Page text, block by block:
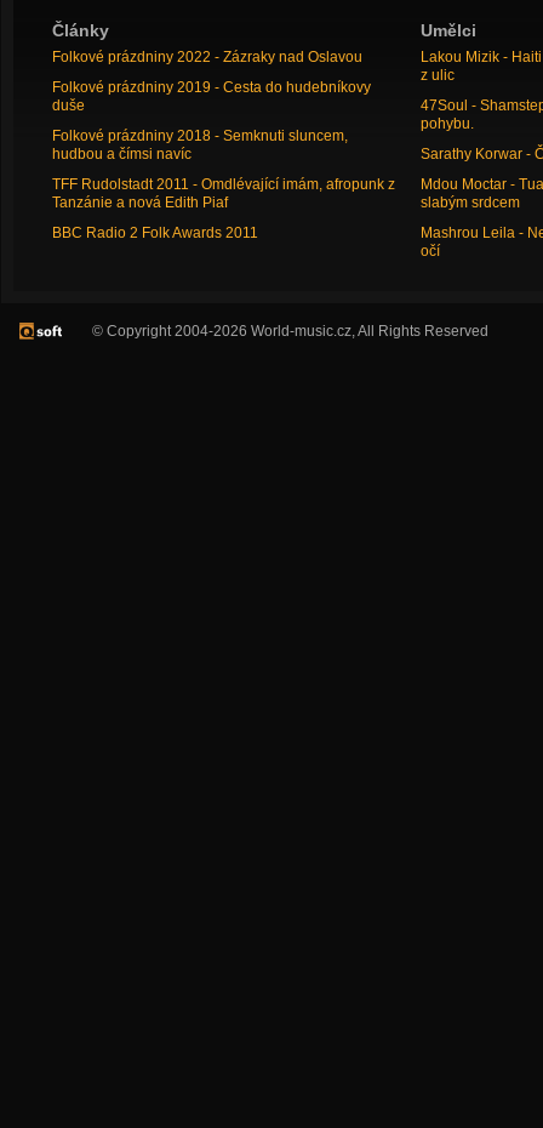
Články
Folkové prázdniny 2022 - Zázraky nad Oslavou
Folkové prázdniny 2019 - Cesta do hudebníkovy
duše
Folkové prázdniny 2018 - Semknuti sluncem,
hudbou a čímsi navíc
TFF Rudolstadt 2011 - Omdlévající imám, afropunk z
Tanzánie a nová Edith Piaf
BBC Radio 2 Folk Awards 2011
Umělci
Lakou Mizik -
z ulic
47Soul -
pohybu.
Sarathy Korwar -
Mdou Moctar -
slabým srdcem
Mashrou Leila -
očí
© Copyright 2004-2026 World-music.cz, All Rights Reserved